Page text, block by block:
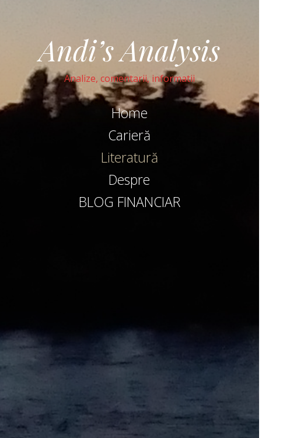
Andi’s Analysis
Analize, comentarii, informatii
Home
Carieră
Literatură
Despre
BLOG FINANCIAR